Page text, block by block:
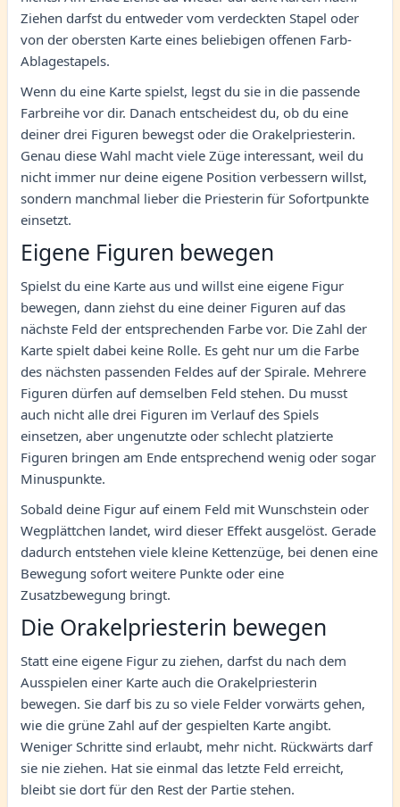
Ziehen darfst du entweder vom verdeckten Stapel oder
von der obersten Karte eines beliebigen offenen Farb-
Ablagestapels.
Wenn du eine Karte spielst, legst du sie in die passende
Farbreihe vor dir. Danach entscheidest du, ob du eine
deiner drei Figuren bewegst oder die Orakelpriesterin.
Genau diese Wahl macht viele Züge interessant, weil du
nicht immer nur deine eigene Position verbessern willst,
sondern manchmal lieber die Priesterin für Sofortpunkte
einsetzt.
Eigene Figuren bewegen
Spielst du eine Karte aus und willst eine eigene Figur
bewegen, dann ziehst du eine deiner Figuren auf das
nächste Feld der entsprechenden Farbe vor. Die Zahl der
Karte spielt dabei keine Rolle. Es geht nur um die Farbe
des nächsten passenden Feldes auf der Spirale. Mehrere
Figuren dürfen auf demselben Feld stehen. Du musst
auch nicht alle drei Figuren im Verlauf des Spiels
einsetzen, aber ungenutzte oder schlecht platzierte
Figuren bringen am Ende entsprechend wenig oder sogar
Minuspunkte.
Sobald deine Figur auf einem Feld mit Wunschstein oder
Wegplättchen landet, wird dieser Effekt ausgelöst. Gerade
dadurch entstehen viele kleine Kettenzüge, bei denen eine
Bewegung sofort weitere Punkte oder eine
Zusatzbewegung bringt.
Die Orakelpriesterin bewegen
Statt eine eigene Figur zu ziehen, darfst du nach dem
Ausspielen einer Karte auch die Orakelpriesterin
bewegen. Sie darf bis zu so viele Felder vorwärts gehen,
wie die grüne Zahl auf der gespielten Karte angibt.
Weniger Schritte sind erlaubt, mehr nicht. Rückwärts darf
sie nie ziehen. Hat sie einmal das letzte Feld erreicht,
bleibt sie dort für den Rest der Partie stehen.